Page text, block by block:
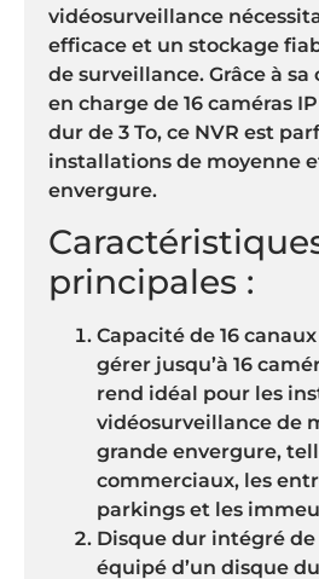
vidéosurveillance
efficace et un stockage
de surveillance. Grâce à
en charge de 16 caméras
dur de 3 To, ce NVR est
installations de moyenne
envergure.
principales :
Capacité de 16
gérer jusqu’à 16
rend idéal pour les
vidéosurveillance de
grande envergure,
commerciaux, les
parkings et les
Disque dur intégré de
équipé d’un disque